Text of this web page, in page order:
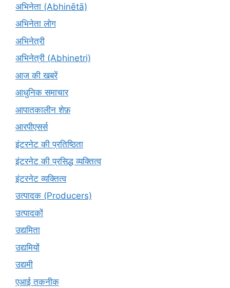
अभिनेता (Abhinētā)
अभिनेता लोग
अभिनेत्री
अभिनेत्री (Abhinetri)
आज की खबरें
आधुनिक समाचार
आपातकालीन शेफ़
आरपीएसर्स
इंटरनेट की प्रतिष्ठिता
इंटरनेट की प्रसिद्ध व्यक्तित्व
इंटरनेट व्यक्तित्व
उत्पादक (Producers)
उत्पादकों
उद्यमिता
उद्यमियों
उद्यमी
एआई तकनीक